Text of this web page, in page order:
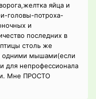
яйца и
головы-потроха-
и
последних в
столь же
одними мышами(если
для непрофессионала
Мне ПРОСТО